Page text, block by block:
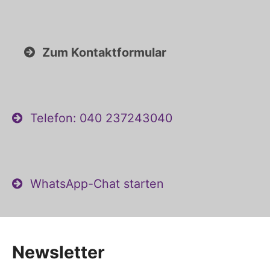
Zum Kontaktformular
Telefon: 040 237243040
WhatsApp-Chat starten
Newsletter